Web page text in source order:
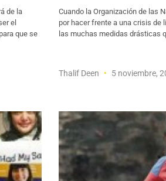
de la
el
que se
Cuando la Organización de las
por hacer frente a una crisis de
las muchas medidas drásticas
Thalif Deen 5 noviembre,